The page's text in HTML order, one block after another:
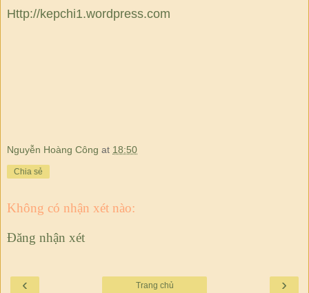
Http://kepchi1.wordpress.com
Nguyễn Hoàng Công at 18:50
Chia sẻ
Không có nhận xét nào:
Đăng nhận xét
‹ ›
Trang chủ